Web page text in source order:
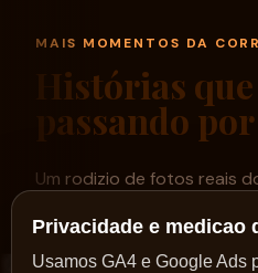
MAIS MOMENTOS DA
Histórias
passando
Um rodizio de fotos reais
Privacidade e medicao
Usamos GA4 e Google Ads